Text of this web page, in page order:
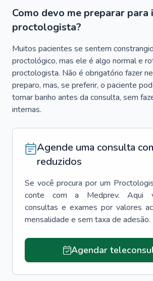
Como devo me preparar para
proctologista?
Muitos pacientes se sentem
proctológico, mas ele é algo normal e
proctologista. Não é obrigatório fazer
preparo, mas, se preferir, o paciente
tomar banho antes da consulta, sem
internas.
Agende uma consulta
reduzidos
Se você procura por um
conte com a Medprev. Aqui
consultas e exames por valores
mensalidade e sem taxa de adesão.
Agendar